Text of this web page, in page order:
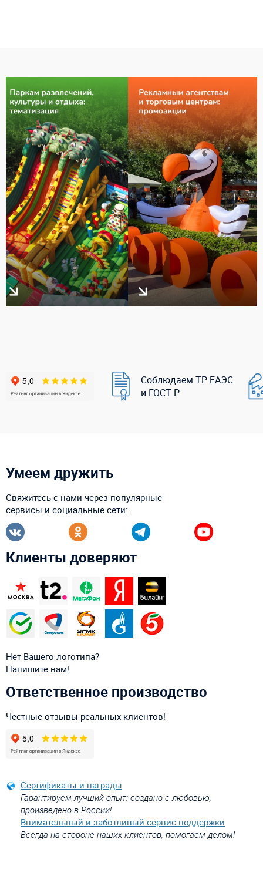
Соблюдаем ТР ЕАЭС
и ГОСТ Р
Умеем дружить
Свяжитесь с нами через популярные
сервисы и социальные сети:
Клиенты доверяют
Нет Вашего логотипа?
Напишите нам!
Ответственное производство
Честные отзывы реальных клиентов!
Сертификаты и награды
Гарантируем лучший опыт: создано с любовью,
произведено в России!
Внимательный и заботливый сервис поддержки
Всегда на стороне наших клиентов, помогаем делом!